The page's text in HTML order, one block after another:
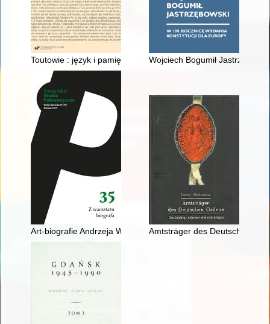
Toutowie : język i pamięć w ustanawianiu wspólnoty Wiślan w
Wojciech Bogumił
Art-biografie Andrzeja WróblewskiegoAmtsträger des Deutschen